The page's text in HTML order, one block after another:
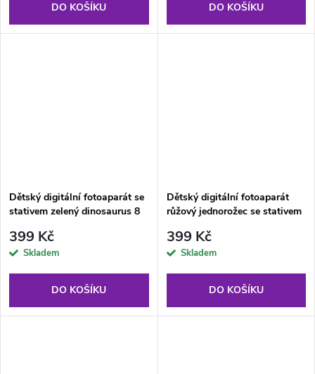
DO KOŠÍKU DO KOŠÍKU
Dětský digitální fotoaparát se
stativem zelený dinosaurus 8
399 Kč
Skladem
DO KOŠÍKU
Dětský digitální fotoaparát
růžový jednorožec se stativem
399 Kč
Skladem
DO KOŠÍKU